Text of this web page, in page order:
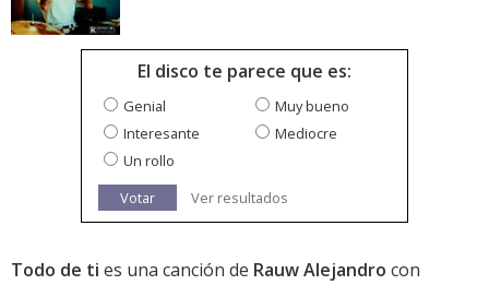
El disco te parece que es:
Genial
Muy bueno
Interesante
Mediocre
Un rollo
Votar
Ver resultados
Todo de ti es una canción de Rauw Alejandro con